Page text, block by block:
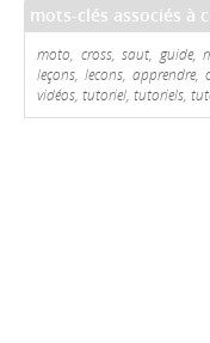
mots-clés associés à
moto, cross, saut, guide,
leçons, lecons, apprendre,
vidéos, tutoriel, tutoriels,